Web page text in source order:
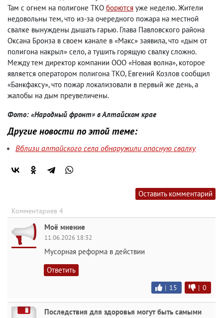
Там с огнем на полигоне ТКО борются уже неделю. Жители
недовольны тем, что из-за очередного пожара на местной
свалке вынуждены дышать гарью. Глава Павловского района
Оксана Бронза в своем канале в «Макс» заявила, что «дым от
полигона накрыл» село, а тушить горящую свалку сложно.
Между тем директор компании ООО «Новая волна», которое
является оператором полигона ТКО, Евгений Козлов сообщил
«Банкфаксу», что пожар локализовали в первый же день, а
жалобы на дым преувеличены.
Фото: «Народный фронт» в Алтайском крае
Другие новости по этой теме:
Вблизи алтайского села обнаружили опасную свалку
Оставить комментарий
Комментариев 4
Моё мнение
11.06.2026 18:32
Мусорная реформа в действии
Ответить
| 15 | 0
Последствия для здоровья могут быть самыми